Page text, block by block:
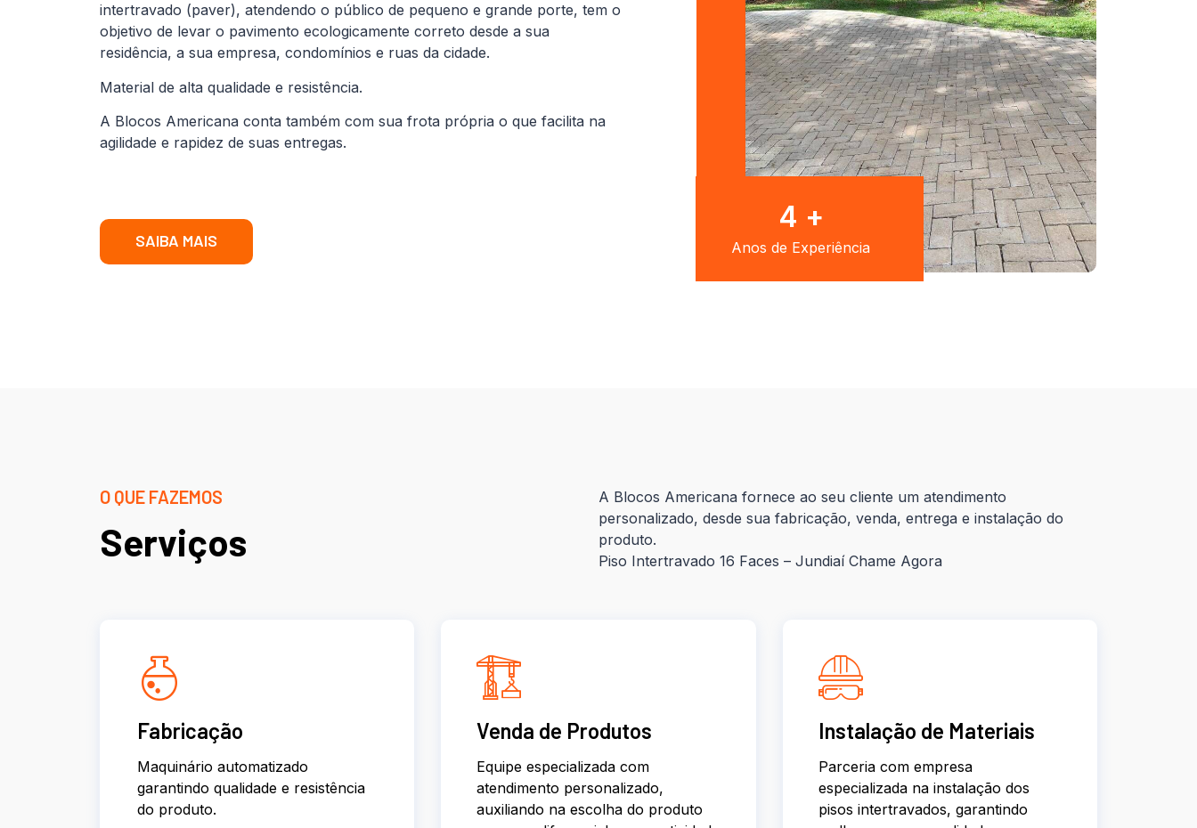
intertravado (paver), atendendo o público de pequeno e grande porte, tem o
objetivo de levar o pavimento ecologicamente correto desde a sua
residência, a sua empresa, condomínios e ruas da cidade.
Material de alta qualidade e resistência.
A Blocos Americana conta também com sua frota própria o que facilita na
agilidade e rapidez de suas entregas.
SAIBA MAIS
8 +
Anos de Experiência
O QUE FAZEMOS
Serviços
A Blocos Americana fornece ao seu cliente um atendimento
personalizado, desde sua fabricação, venda, entrega e instalação do
produto.
Piso Intertravado 16 Faces – Jundiaí Chame Agora
Fabricação
Maquinário automatizado
garantindo qualidade e resistência
do produto.
Venda de Produtos
Equipe especializada com
atendimento personalizado,
auxiliando na escolha do produto
Instalação de Materiais
Parceria com empresa
especializada na instalação dos
pisos intertravados, garantindo